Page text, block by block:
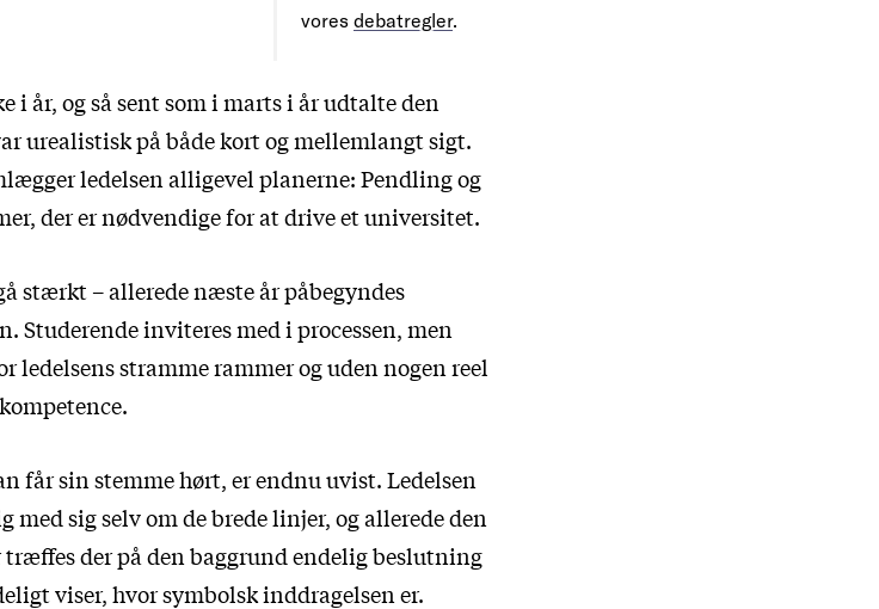
vores debatregler.
år, og så sent som i marts i år udtalte den
urealistisk på både kort og mellemlangt sigt.
ledelsen alligevel planerne: Pendling og
der er nødvendige for at drive et universitet.
stærkt – allerede næste år påbegyndes
Studerende inviteres med i processen, men
ledelsens stramme rammer og uden nogen reel
får sin stemme hørt, er endnu uvist. Ledelsen
med sig selv om de brede linjer, og allerede den
træffes der på den baggrund endelig beslutning
viser, hvor symbolsk inddragelsen er.